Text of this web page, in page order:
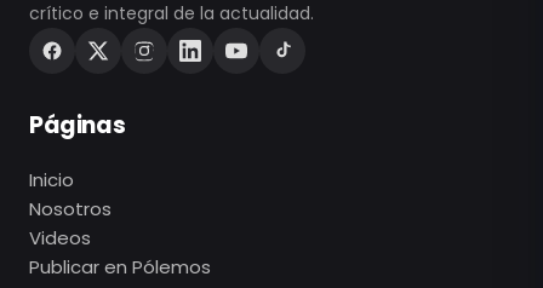
crítico e integral de la actualidad.
Páginas
Inicio
Nosotros
Videos
Publicar en Pólemos